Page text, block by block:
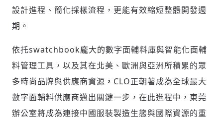
設計進程、簡化採樣流程，更能有效縮短整體開發週
期。
依托swatchbook龐大的數字面輔料庫與智能化面輔
料管理工具，以及其在北美、歐洲與亞洲所積累的眾
多時尚品牌與供應商資源 ， CLO正朝著成為全球最大
數字面輔料供應商邁出關鍵一步，在此進程中，東莞
辦公室將成為連接中國服裝製造生態與國際資源的重